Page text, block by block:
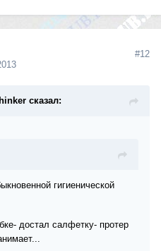
#12
сказал:
гигиенической
достал салфетку- протер